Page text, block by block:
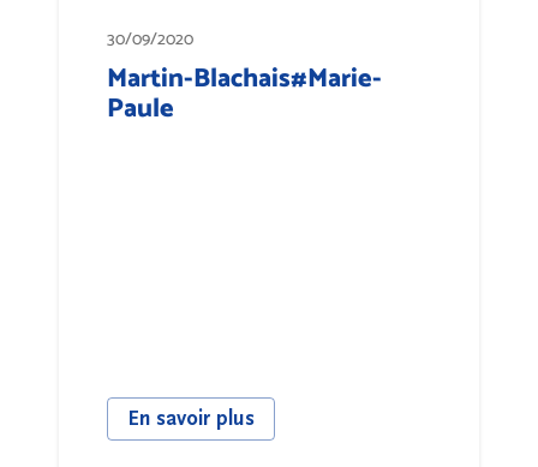
30/09/2020
Martin-Blachais#Marie-
Paule
En savoir plus